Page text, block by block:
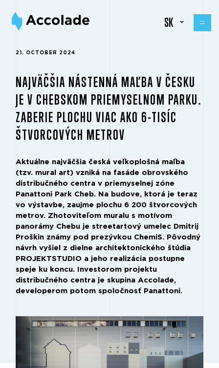
SK
21. OCTOBER 2024
NAJVÄČŠIA NÁSTENNÁ MAĽBA V ČESKU
JE V CHEBSKOM PRIEMYSELNOM PARKU.
ZABERIE PLOCHU VIAC AKO 6-TISÍC
ŠTVORCOVÝCH METROV
Aktuálne najväčšia česká veľkoplošná maľba
(tzv. mural art) vzniká na fasáde obrovského
distribučného centra v priemyselnej zóne
Panattoni Park Cheb. Na budove, ktorá je teraz
vo výstavbe, zaujme plochu 6 200 štvorcových
metrov. Zhotoviteľom muralu s motívom
panorámy Chebu je streetartový umelec Dmitrij
Proškin známy pod prezývkou ChemiS. Pôvodný
návrh vyšiel z dielne architektonického štúdia
PROJEKTSTUDIO a jeho realizácia postupne
speje ku koncu. Investorom projektu
distribučného centra je skupina Accolade,
developerom potom spoločnosť Panattoni.